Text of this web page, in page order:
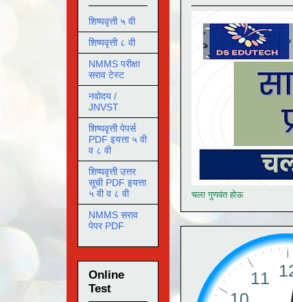
चला गुणवंत होऊ
शिष्यवृत्ती ५ वी
शिष्यवृत्ती ८ वी
NMMS परीक्षा
सराव टेस्ट
नवोदय /
JNVST
शिष्यवृत्ती पेपर्स
PDF इयत्ता ५ वी
व ८ वी
शिष्यवृत्ती उत्तर
सूची PDF इयत्ता
५ वी व ८ वी
NMMS सराव
पेपर PDF
Online
Test